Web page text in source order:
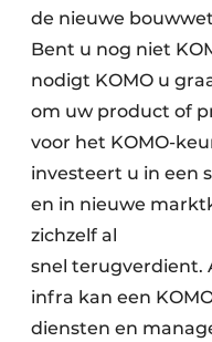
de nieuwe
Bent u nog niet
nodigt KOMO u
om uw product of
voor het KOMO-
investeert u in een
en in nieuwe
zichzelf al
snel terugverdient.
infra kan een
diensten en